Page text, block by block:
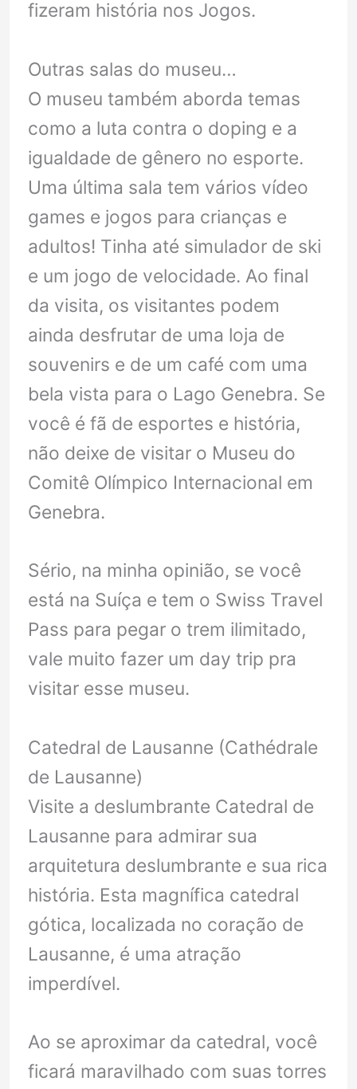
fizeram história nos Jogos.
Outras salas do museu…
O museu também aborda temas
como a luta contra o doping e a
igualdade de gênero no esporte.
Uma última sala tem vários vídeo
games e jogos para crianças e
adultos! Tinha até simulador de ski
e um jogo de velocidade. Ao final
da visita, os visitantes podem
ainda desfrutar de uma loja de
souvenirs e de um café com uma
bela vista para o Lago Genebra. Se
você é fã de esportes e história,
não deixe de visitar o Museu do
Comitê Olímpico Internacional em
Genebra.
Sério, na minha opinião, se você
está na Suíça e tem o Swiss Travel
Pass para pegar o trem ilimitado,
vale muito fazer um day trip pra
visitar esse museu.
Catedral de Lausanne (Cathédrale
de Lausanne)
Visite a deslumbrante Catedral de
Lausanne para admirar sua
arquitetura deslumbrante e sua rica
história. Esta magnífica catedral
gótica, localizada no coração de
Lausanne, é uma atração
imperdível.
Ao se aproximar da catedral, você
ficará maravilhado com suas torres